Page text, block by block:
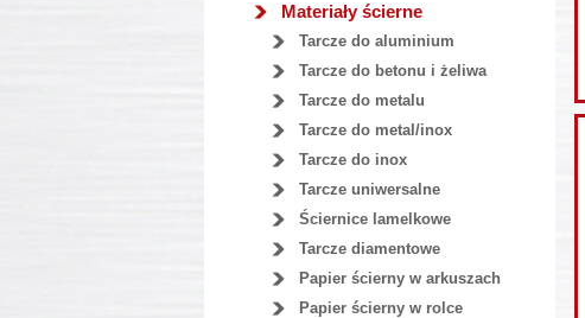
Materiały ścierne
Tarcze do aluminium
Tarcze do betonu i żeliwa
Tarcze do metalu
Tarcze do metal/inox
Tarcze do inox
Tarcze uniwersalne
Ściernice lamelkowe
Tarcze diamentowe
Papier ścierny w arkuszach
Papier ścierny w rolce